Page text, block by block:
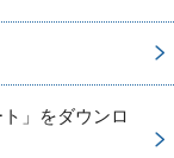
」をダウンロ